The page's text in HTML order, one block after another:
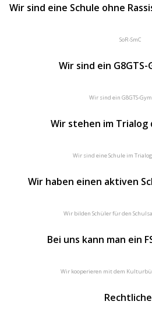
Wir sind eine Schule ohne
SoR-SmC
Wir sind ein G8GTS-
Wir sind ein G8GTS-
Wir stehen im Trialog
Wir sind eine Schule im
Wir haben einen aktiven
Wir bilden Schüler für den
Bei uns kann man ein
Wir kooperieren mit dem